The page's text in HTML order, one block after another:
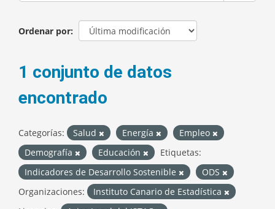
Ordenar por
1 conjunto de datos
encontrado
Categorías: Salud Energía
Empleo
Demografía
Educación
Etiquetas:
Indicadores de Desarrollo Sostenible
ODS
Organizaciones:
Instituto Canario de Estadística